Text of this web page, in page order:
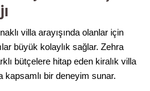
villa arayışında olanlar için
büyük kolaylık sağlar. Zehra
bütçelere hitap eden kiralık villa
kapsamlı bir deneyim sunar.